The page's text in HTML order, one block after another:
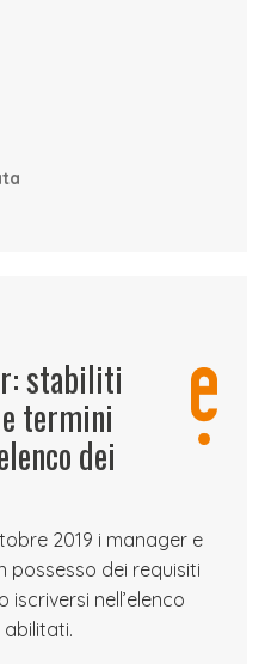
stabiliti
termini
dei
2019 i manager e
possesso dei requisiti
iscriversi nell’elenco